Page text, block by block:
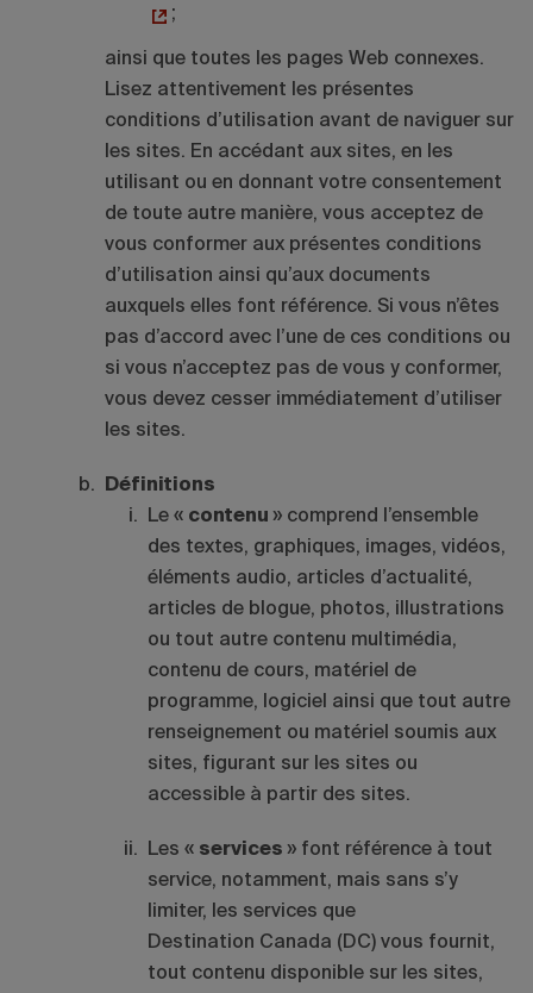
;
ainsi que toutes les pages Web connexes.
Lisez attentivement les présentes
conditions d’utilisation avant de naviguer sur
les sites. En accédant aux sites, en les
utilisant ou en donnant votre consentement
de toute autre manière, vous acceptez de
vous conformer aux présentes conditions
d’utilisation ainsi qu’aux documents
auxquels elles font référence. Si vous n’êtes
pas d’accord avec l’une de ces conditions ou
si vous n’acceptez pas de vous y conformer,
vous devez cesser immédiatement d’utiliser
les sites.
Définitions
Le « contenu » comprend l’ensemble
des textes, graphiques, images, vidéos,
éléments audio, articles d’actualité,
articles de blogue, photos, illustrations
ou tout autre contenu multimédia,
contenu de cours, matériel de
programme, logiciel ainsi que tout autre
renseignement ou matériel soumis aux
sites, figurant sur les sites ou
accessible à partir des sites.
Les « services » font référence à tout
service, notamment, mais sans s’y
limiter, les services que
Destination Canada (DC) vous fournit,
tout contenu disponible sur les sites,